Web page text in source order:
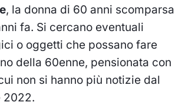
, la donna di 60 anni scomparsa
fa. Si cercano eventuali
o oggetti che possano fare
della 60enne, pensionata con
non si hanno più notizie dal
2022.